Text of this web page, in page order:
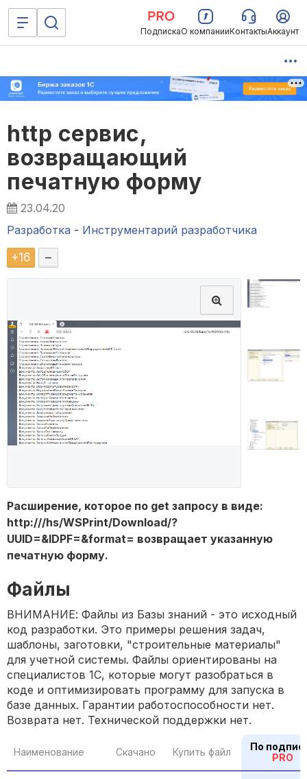
ПодпискаО компанииКонтактыАккаунт
http сервис,
возвращающий
печатную форму
23.04.20
Разработка - Инструментарий разработчика
+16 –
Расширение, которое по get запросу в виде:
http:///hs/WSPrint/Download/?
UUID=&IDPF=&format= возвращает указанную
печатную форму.
Файлы
ВНИМАНИЕ: Файлы из Базы знаний - это исходный
код разработки. Это примеры решения задач,
шаблоны, заготовки, "строительные материалы"
для учетной системы. Файлы ориентированы на
специалистов 1С, которые могут разобраться в
коде и оптимизировать программу для запуска в
базе данных. Гарантии работоспособности нет.
Возврата нет. Технической поддержки нет.
Наименование Скачано Купить файл
По
PRO